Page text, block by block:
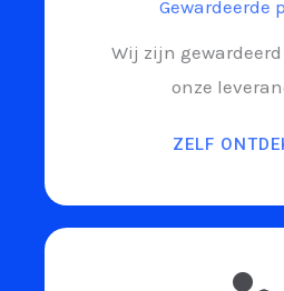
Gewardeerde
Wij zijn
onze
ZELF